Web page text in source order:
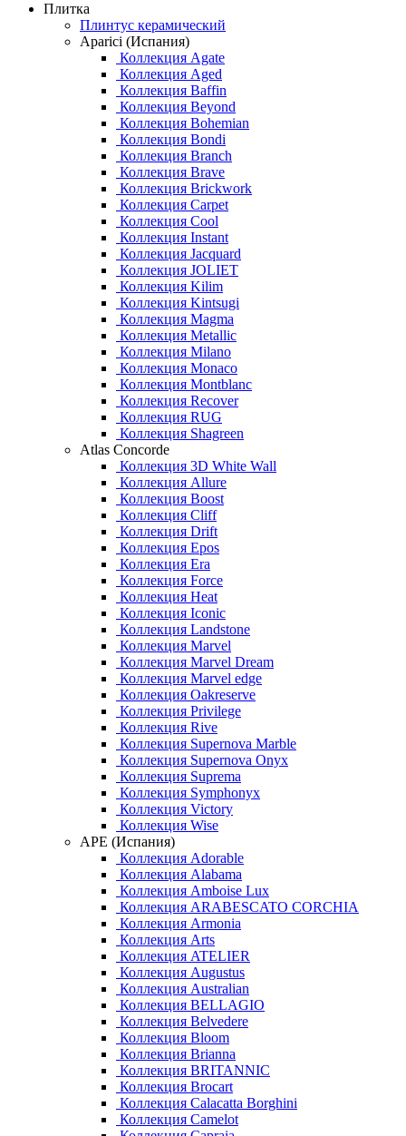
Плитка
Плинтус керамический
Aparici (Испания)
Коллекция Agate
Коллекция Aged
Коллекция Baffin
Коллекция Beyond
Коллекция Bohemian
Коллекция Bondi
Коллекция Branch
Коллекция Brave
Коллекция Brickwork
Коллекция Carpet
Коллекция Cool
Коллекция Instant
Коллекция Jacquard
Коллекция JOLIET
Коллекция Kilim
Коллекция Kintsugi
Коллекция Magma
Коллекция Metallic
Коллекция Milano
Коллекция Monaco
Коллекция Montblanc
Коллекция Recover
Коллекция RUG
Коллекция Shagreen
Atlas Concorde
Коллекция 3D White Wall
Коллекция Allure
Коллекция Boost
Коллекция Cliff
Коллекция Drift
Коллекция Epos
Коллекция Era
Коллекция Force
Коллекция Heat
Коллекция Iconic
Коллекция Landstone
Коллекция Marvel
Коллекция Marvel Dream
Коллекция Marvel edge
Коллекция Oakreserve
Коллекция Privilege
Коллекция Rive
Коллекция Supernova Marble
Коллекция Supernova Onyx
Коллекция Suprema
Коллекция Symphonyx
Коллекция Victory
Коллекция Wise
APE (Испания)
Коллекция Adorable
Коллекция Alabama
Коллекция Amboise Lux
Коллекция ARABESCATO CORCHIA
Коллекция Armonia
Коллекция Arts
Коллекция ATELIER
Коллекция Augustus
Коллекция Australian
Коллекция BELLAGIO
Коллекция Belvedere
Коллекция Bloom
Коллекция Brianna
Коллекция BRITANNIC
Коллекция Brocart
Коллекция Calacatta Borghini
Коллекция Camelot